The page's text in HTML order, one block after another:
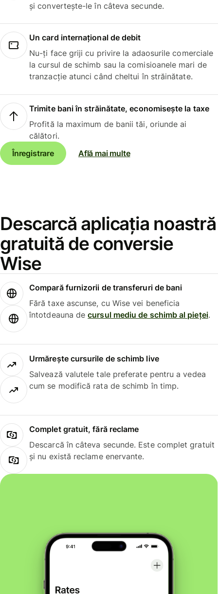
și convertește-le în câteva secunde.
Un card internațional de debit
Nu-ți face griji cu privire la adaosurile comerciale
la cursul de schimb sau la comisioanele mari de
tranzacție atunci când cheltui în străinătate.
Trimite bani în străinătate, economisește la taxe
Profită la maximum de banii tăi, oriunde ai
călători.
Înregistrare
Află mai multe
Descarcă aplicația noastră
gratuită de conversie
Wise
Compară furnizorii de transferuri de bani
Fără taxe ascunse, cu Wise vei beneficia
întotdeauna decursul mediu de schimb al pieței.
Urmărește cursurile de schimb live
Salvează valutele tale preferate pentru a vedea
cum se modifică rata de schimb în timp.
Complet gratuit, fără reclame
Descarcă în câteva secunde. Este complet gratuit
și nu există reclame enervante.